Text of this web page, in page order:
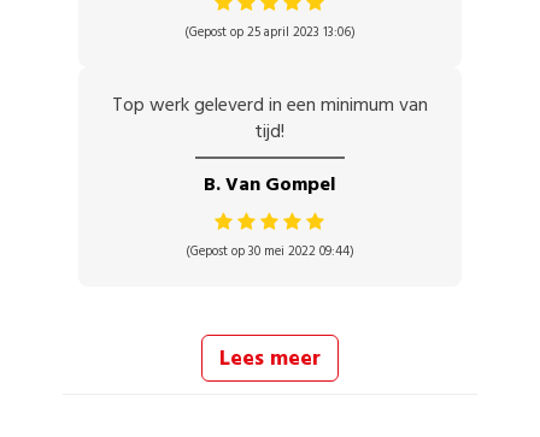
(Gepost op 25 april 2023 13:06)
Top werk geleverd in een minimum van
tijd!
B. Van Gompel
(Gepost op 30 mei 2022 09:44)
Lees meer